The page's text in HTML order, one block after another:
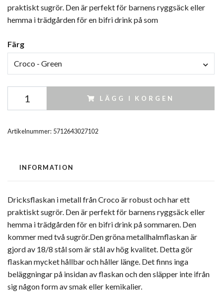
praktiskt sugrör. Den är perfekt för barnens ryggsäck eller
hemma i trädgården för en bifri drink på som
Färg
Croco - Green
LÄGG I KORGEN
Artikelnummer: 5712643027102
INFORMATION
Dricksflaskan i metall från Croco är robust och har ett
praktiskt sugrör. Den är perfekt för barnens ryggsäck eller
hemma i trädgården för en bifri drink på sommaren. Den
kommer med två sugrör.Den gröna metallhalmflaskan är
gjord av 18/8 stål som är stål av hög kvalitet. Detta gör
flaskan mycket hållbar och håller länge. Det finns inga
beläggningar på insidan av flaskan och den släpper inte ifrån
sig någon form av smak eller kemikalier.